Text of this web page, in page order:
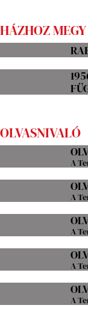
HÁZHOZ
OLVASNIVALÓ
A
A
A
A
A